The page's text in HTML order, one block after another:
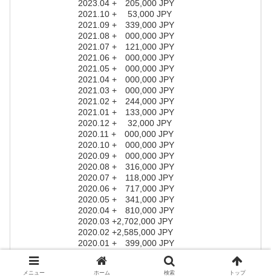
2023.04 + 205,000 JPY
2021.10 + 53,000 JPY
2021.09 + 339,000 JPY
2021.08 + 000,000 JPY
2021.07 + 121,000 JPY
2021.06 + 000,000 JPY
2021.05 + 000,000 JPY
2021.04 + 000,000 JPY
2021.03 + 000,000 JPY
2021.02 + 244,000 JPY
2021.01 + 133,000 JPY
2020.12 + 32,000 JPY
2020.11 + 000,000 JPY
2020.10 + 000,000 JPY
2020.09 + 000,000 JPY
2020.08 + 316,000 JPY
2020.07 + 118,000 JPY
2020.06 + 717,000 JPY
2020.05 + 341,000 JPY
2020.04 + 810,000 JPY
2020.03 +2,702,000 JPY
2020.02 +2,585,000 JPY
2020.01 + 399,000 JPY
2019.12 + 558,000 JPY
2019.11 + 210,000 JPY
2019.10 + 272,000 JPY
メニュー ホーム 検索 トップ